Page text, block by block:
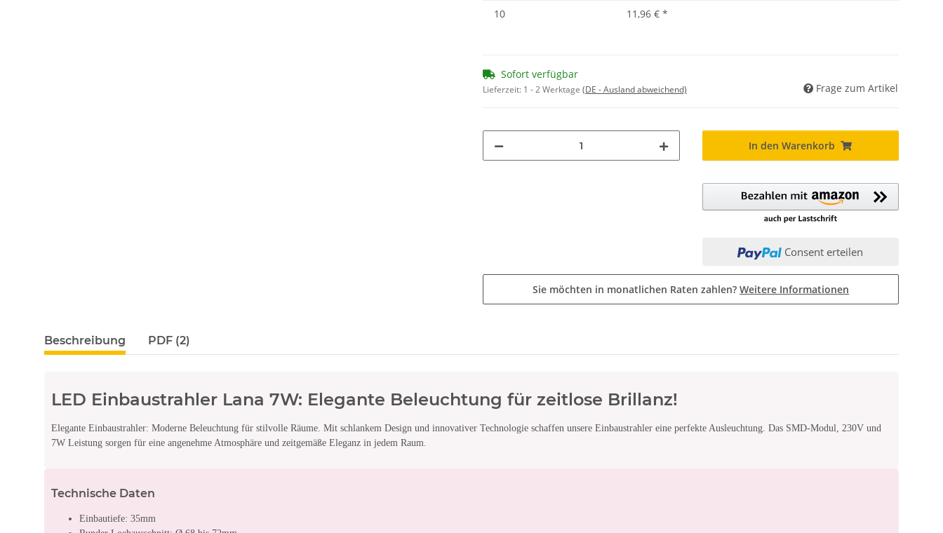
10
11,96 € *
Sofort verfügbar
Lieferzeit: 1 - 2 Werktage (DE - Ausland abweichend) Frage zum Artikel
In den Warenkorb
Consent erteilen
Sie möchten in monatlichen Raten zahlen? Weitere Informationen
Beschreibung PDF (2)
LED Einbaustrahler Lana 7W: Elegante Beleuchtung für zeitlose Brillanz!
Elegante Einbaustrahler: Moderne Beleuchtung für stilvolle Räume. Mit schlankem Design und innovativer Technologie schaffen unsere Einbaustrahler eine perfekte Ausleuchtung. Das SMD-Modul, 230V und
7W Leistung sorgen für eine angenehme Atmosphäre und zeitgemäße Eleganz in jedem Raum.
Technische Daten
Einbautiefe: 35mm